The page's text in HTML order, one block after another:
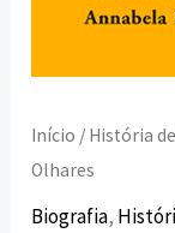
Início / História
Olhares
Biografia,